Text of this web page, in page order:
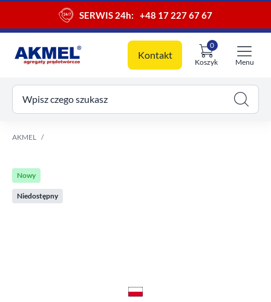
SERWIS 24h: +48 17 227 67 67
Kontakt
Koszyk
0
koszyk
Menu
Wpisz czego szukasz
AKMEL
Nowy
Niedostępny